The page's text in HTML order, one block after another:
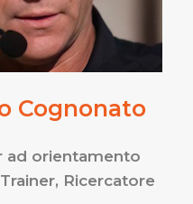
Cognonato
ad orientamento
Ricercatore